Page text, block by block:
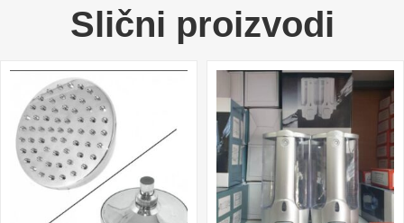
Slični proizvodi